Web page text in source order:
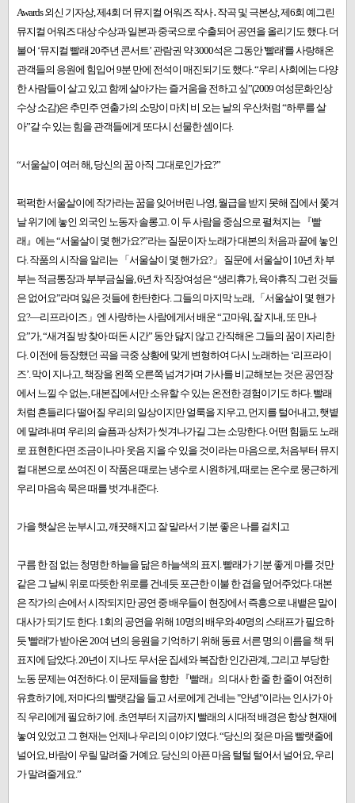
Awards 외신 기자상, 제4회 더 뮤지컬 어워즈 작사․작곡 및 극본상, 제6회 예그린
뮤지컬 어워즈 대상 수상과 일본과 중국으로 수출되어 공연을 올리기도 했다. 더
불어 ‘뮤지컬 빨래 20주년 콘서트’ 관람권 약 3000석은 그동안 '빨래'를 사랑해온
관객들의 응원에 힘입어 9분 만에 전석이 매진되기도 했다. “우리 사회에는 다양
한 사람들이 살고 있고 함께 살아가는 즐거움을 전하고 싶”(2009 여성문화인상
수상 소감)은 추민주 연출가의 소망이 마치 비 오는 날의 우산처럼 “하루를 살
아”갈 수 있는 힘을 관객들에게 또다시 선물한 셈이다.
“서울살이 여러 해, 당신의 꿈 아직 그대로인가요?”
퍽퍽한 서울살이에 작가라는 꿈을 잊어버린 나영, 월급을 받지 못해 집에서 쫓겨
날 위기에 놓인 외국인 노동자 솔롱고. 이 두 사람을 중심으로 펼쳐지는 『빨
래』에는 “서울살이 몇 핸가요?”라는 질문이자 노래가 대본의 처음과 끝에 놓인
다. 작품의 시작을 알리는 「서울살이 몇 핸가요?」 질문에 서울살이 10년 차 부
부는 적금통장과 부부금실을, 6년 차 직장여성은 “생리휴가, 육아휴직 그런 것들
은 없어요”라며 잃은 것들에 한탄한다. 그들의 마지막 노래, 「서울살이 몇 핸가
요?—리프라이즈」엔 사랑하는 사람에게서 배운 “고마워, 잘 지내, 또 만나
요”가, “새겨질 방 찾아 떠돈 시간” 동안 닳지 않고 간직해온 그들의 꿈이 자리한
다. 이전에 등장했던 곡을 극중 상황에 맞게 변형하여 다시 노래하는 ‘리프라이
즈’. 막이 지나고, 책장을 왼쪽 오른쪽 넘겨가며 가사를 비교해보는 것은 공연장
에서 느낄 수 없는, 대본집에서만 소유할 수 있는 온전한 경험이기도 하다. 빨래
처럼 흔들리다 떨어질 우리의 일상이지만 얼룩을 지우고, 먼지를 털어내고, 햇볕
에 말려내며 우리의 슬픔과 상처가 씻겨나가길 그는 소망한다. 어떤 힘듦도 노래
로 표현한다면 조금이나마 웃음 지을 수 있을 것이라는 마음으로, 처음부터 뮤지
컬 대본으로 쓰여진 이 작품은 때로는 냉수로 시원하게, 때로는 온수로 뭉근하게
우리 마음속 묵은 때를 벗겨내준다.
가을 햇살은 눈부시고, 깨끗해지고 잘 말라서 기분 좋은 나를 걸치고
구름 한 점 없는 청명한 하늘을 닮은 하늘색의 표지. 빨래가 기분 좋게 마를 것만
같은 그 날씨 위로 따뜻한 위로를 건네듯 포근한 이불 한 겹을 덮어주었다. 대본
은 작가의 손에서 시작되지만 공연 중 배우들이 현장에서 즉흥으로 내뱉은 말이
대사가 되기도 한다. 1회의 공연을 위해 10명의 배우와 40명의 스태프가 필요하
듯 '빨래'가 받아온 20여 년의 응원을 기억하기 위해 동료 서른 명의 이름을 책 뒤
표지에 담았다. 20년이 지나도 무서운 집세와 복잡한 인간관계, 그리고 부당한
노동 문제는 여전하다. 이 문제들을 향한 『빨래』의 대사 한 줄 한 줄이 여전히
유효하기에, 저마다의 빨랫감을 들고 서로에게 건네는 "안녕"이라는 인사가 아
직 우리에게 필요하기에. 초연부터 지금까지 빨래의 시대적 배경은 항상 현재에
놓여 있었고 그 현재는 언제나 우리의 이야기였다. “당신의 젖은 마음 빨랫줄에
널어요, 바람이 우릴 말려줄 거예요. 당신의 아픈 마음 털털 털어서 널어요, 우리
가 말려줄게요.”